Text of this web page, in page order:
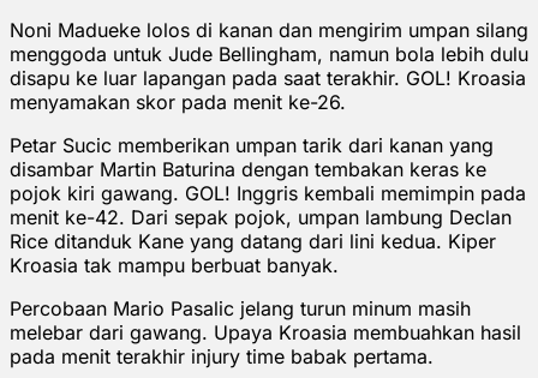
Noni Madueke lolos di kanan dan mengirim umpan silang
menggoda untuk Jude Bellingham, namun bola lebih dulu
disapu ke luar lapangan pada saat terakhir. GOL! Kroasia
menyamakan skor pada menit ke-26.
Petar Sucic memberikan umpan tarik dari kanan yang
disambar Martin Baturina dengan tembakan keras ke
pojok kiri gawang. GOL! Inggris kembali memimpin pada
menit ke-42. Dari sepak pojok, umpan lambung Declan
Rice ditanduk Kane yang datang dari lini kedua. Kiper
Kroasia tak mampu berbuat banyak.
Percobaan Mario Pasalic jelang turun minum masih
melebar dari gawang. Upaya Kroasia membuahkan hasil
pada menit terakhir injury time babak pertama.